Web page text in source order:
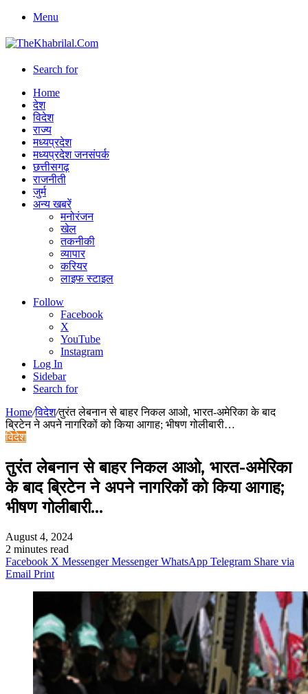
Menu
Search for
Home
देश
विदेश
राज्य
मध्यप्रदेश
मध्यप्रदेश जनसंपर्क
छत्तीसगढ़
राजनीती
जुर्म
अन्य खबरें
मनोरंजन
खेल
तकनीकी
व्यापार
करियर
लाइफ स्टाइल
Follow
Facebook
X
YouTube
Instagram
Log In
Sidebar
Search for
Home/विदेश/तुरंत लेबनान से बाहर निकल आओ, भारत-अमेरिका के बाद
ब्रिटेन ने अपने नागरिकों को किया आगाह; भीषण गोलीबारी…
विदेश
तुरंत लेबनान से बाहर निकल आओ, भारत-अमेरिका
के बाद ब्रिटेन ने अपने नागरिकों को किया आगाह;
भीषण गोलीबारी…
August 4, 2024
2 minutes read
Facebook X Messenger Messenger WhatsApp Telegram Share via
Email Print